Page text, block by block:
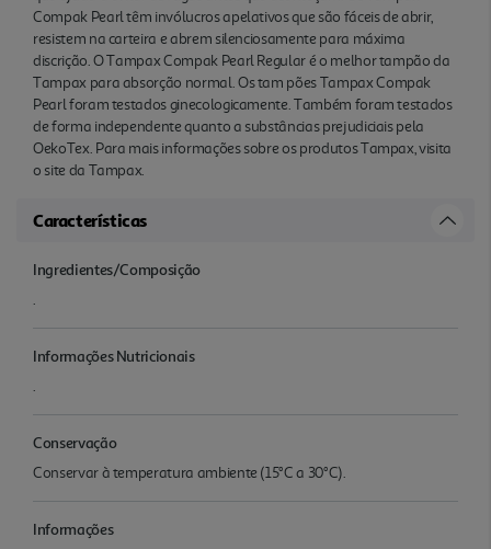
Compak Pearl têm invólucros apelativos que são fáceis de abrir,
resistem na carteira e abrem silenciosamente para máxima
discrição. O Tampax Compak Pearl Regular é o melhor tampão da
Tampax para absorção normal. Os tam pões Tampax Compak
Pearl foram testados ginecologicamente. Também foram testados
de forma independente quanto a substâncias prejudiciais pela
OekoTex. Para mais informações sobre os produtos Tampax, visita
o site da Tampax.
Características
Ingredientes/Composição
.
Informações Nutricionais
.
Conservação
Conservar à temperatura ambiente (15°C a 30°C).
Informações